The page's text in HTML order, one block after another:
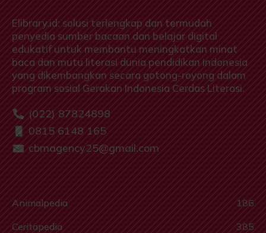
Elibrary.id: solusi terlengkap dan termudah
penyedia sumber bacaan dan belajar digital
edukatif untuk membantu meningkatkan minat
baca dan mutu literasi dunia pendidikan Indonesia
yang dikembangkan secara gotong-royong dalam
program sosial Gerakan Indonesia Cerdas Literasi.
(022) 87824898
0815 6148 165
cbmagency25@gmail.com
Animalpedia
186
Ceritapedia
385